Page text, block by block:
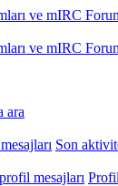
ara
Son
mesajları